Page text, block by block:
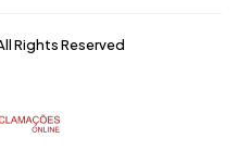
Rights Reserved